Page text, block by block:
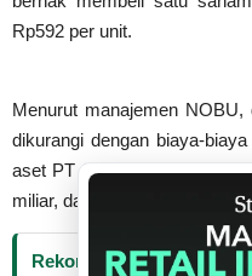
Rp592 per unit.
Menurut manajemen
dikurangi dengan biaya-
aset PT Gedung Graha
miliar, dan
NOBU
Rekomendasi